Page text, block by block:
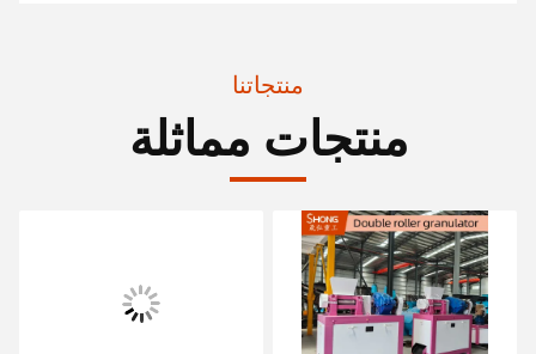
منتجاتنا
منتجات مماثلة